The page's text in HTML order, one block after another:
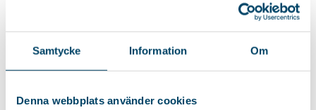
Samtycke Information Om
Denna webbplats använder cookies